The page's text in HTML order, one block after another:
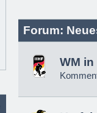
Forum:
WM